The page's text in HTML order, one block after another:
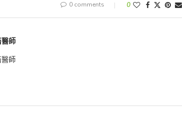
0 comments 0
師
師